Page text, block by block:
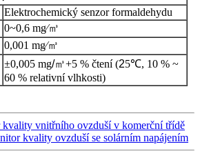
Elektrochemický senzor formaldehydu
0~0,6 mg∕㎥
0,001 mg∕㎥
±0,005 mg/㎥+5 % čtení (25℃, 10 % ~
60 % relativní vlhkosti)
vnitřního ovzduší v komerční třídě
kvality ovzduší se solárním napájením